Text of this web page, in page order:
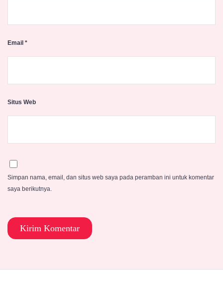
Email *
Situs Web
Simpan nama, email, dan situs web saya pada peramban ini untuk komentar
saya berikutnya.